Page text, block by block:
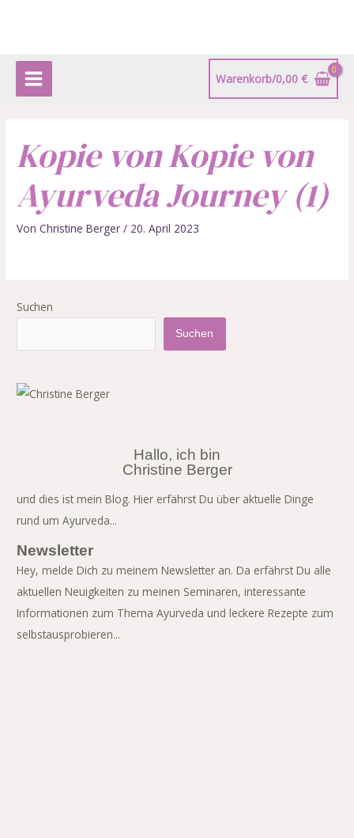
Warenkorb/0,00 €
Kopie von Kopie von
Ayurveda Journey (1)
VonChristine Berger/ 20. April 2023
Suchen
Suchen
Hallo, ich bin
Christine Berger
und dies ist mein Blog. Hier erfährst Du über aktuelle Dinge
rund um Ayurveda...
Newsletter
Hey, melde Dich zu meinem Newsletter an. Da erfährst Du alle
aktuellen Neuigkeiten zu meinen Seminaren, interessante
Informationen zum Thema Ayurveda und leckere Rezepte zum
selbstausprobieren...